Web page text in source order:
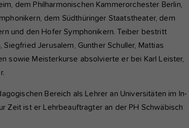
dem Philharmonischen Kammerorchester Berlin,
dem Südthüringer Staatstheater, dem
und den Hofer Symphonikern. Teiber bestritt
Jerusalem, Gunther Schuller, Mattias
sowie Meisterkurse absolvierte er bei Karl Leister,
Bereich als Lehrer an Universitäten im In-
Zeit ist er Lehrbeauftragter an der PH Schwäbisch